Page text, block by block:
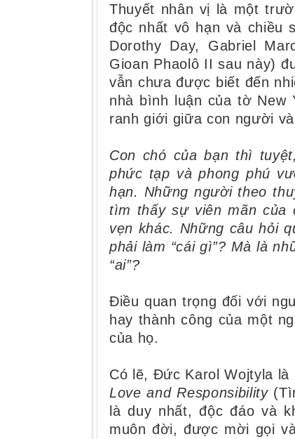
Thuyết nhân vị là một
độc nhất vô hạn và chiều
Dorothy Day, Gabriel
Gioan Phaolô II sau này)
vẫn chưa được biết đến
nhà bình luận của tờ New
ranh giới giữa con người
Con chó của bạn thì
phức tạp và phong phú
hạn. Những người theo
tìm thấy sự viên mãn của
vẹn khác. Những câu hỏi
phải làm “cái gì”? Mà là
“ai”?
Điều quan trọng đối với
hay thành công của một
của họ.
Có lẽ, Đức Karol Wojtyla
Love and Responsibility
là duy nhất, độc đáo và
muôn đời, được mời gọi